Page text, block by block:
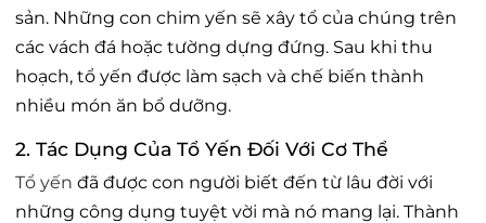
sản. Những con chim yến sẽ xây tổ của chúng trên
các vách đá hoặc tường dựng đứng. Sau khi thu
hoạch, tổ yến được làm sạch và chế biến thành
nhiều món ăn bổ dưỡng.
2. Tác Dụng Của Tổ Yến Đối Với Cơ Thể
Tổ yến đã được con người biết đến từ lâu đời với
những công dụng tuyệt vời mà nó mang lại. Thành